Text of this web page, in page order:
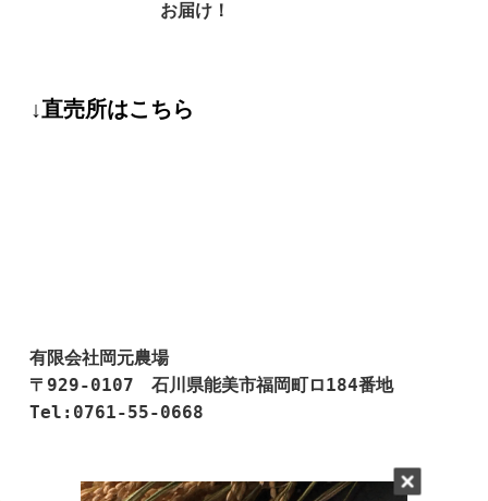
お届け！
↓直売所はこちら
有限会社岡元農場
〒929-0107　石川県能美市福岡町ロ184番地
Tel:0761-55-0668